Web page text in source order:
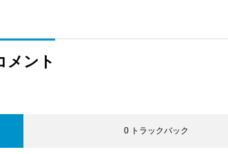
メント
0 トラックバック